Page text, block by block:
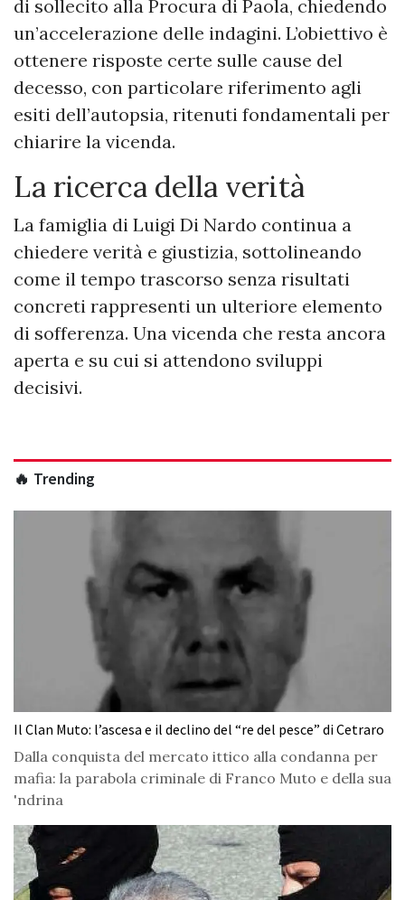
di sollecito alla Procura di Paola, chiedendo
un’accelerazione delle indagini. L’obiettivo è
ottenere risposte certe sulle cause del
decesso, con particolare riferimento agli
esiti dell’autopsia, ritenuti fondamentali per
chiarire la vicenda.
La ricerca della verità
La famiglia di Luigi Di Nardo continua a
chiedere verità e giustizia, sottolineando
come il tempo trascorso senza risultati
concreti rappresenti un ulteriore elemento
di sofferenza. Una vicenda che resta ancora
aperta e su cui si attendono sviluppi
decisivi.
🔥 Trending
Il Clan Muto: l’ascesa e il declino del “re del pesce” di Cetraro
Dalla conquista del mercato ittico alla condanna per
mafia: la parabola criminale di Franco Muto e della sua
'ndrina